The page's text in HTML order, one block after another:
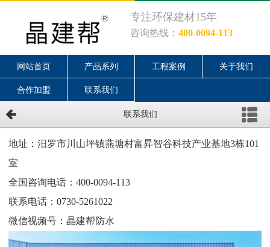
专注环保建材15年
咨询热线： 400-0094-113
网站首页 产品系列 工程案例 关于我们
合作加盟 联系我们
联系我们
地址： 汨罗市川山坪镇燕塘村富昇智谷科技产业基地3栋101
室
全国咨询电话：400-0094-113
联系电话：0730-5261022
微信视频号：晶建帮防水